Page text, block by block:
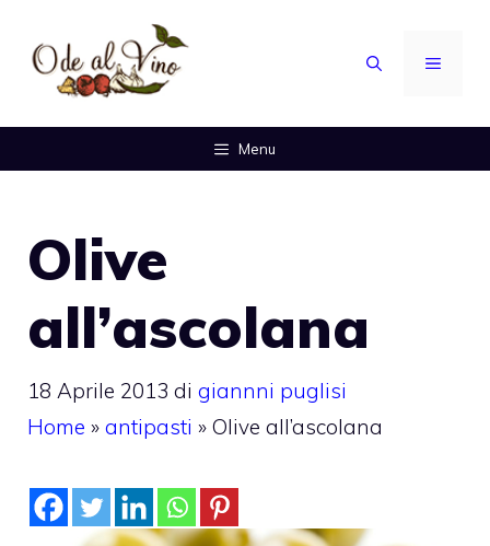
contenuto
MENU
Menu
Olive
all’ascolana
18 Aprile 2013 di giannni puglisi
Home » antipasti » Olive all’ascolana